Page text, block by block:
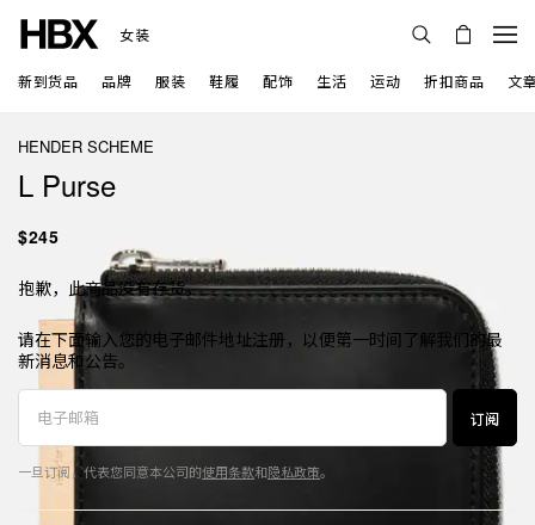
女装
新到货品 品牌 服装 鞋履 配饰 生活 运动 折扣商品 文
HENDER SCHEME
L Purse
$245
抱歉，此商品没有存货。
请在下面输入您的电子邮件地址注册，以便第一时间了解我们的最
新消息和公告。
订阅
一旦订阅，代表您同意本公司的使用条款和隐私政策。